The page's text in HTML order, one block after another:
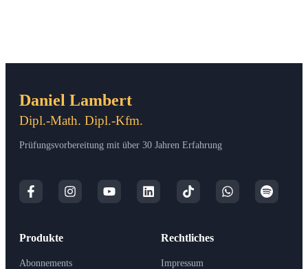
Daniel Lambert
Dipl.-Math. Dipl.-Kfm.
Prüfungsvorbereitung mit über 30 Jahren Erfahrung
Produkte
Abonnements
Rechtliches
Impressum